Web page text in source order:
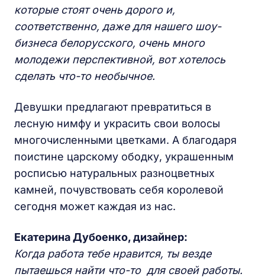
которые стоят очень дорого и,
соответственно, даже для нашего шоу-
бизнеса белорусского, очень много
молодежи перспективной, вот хотелось
сделать что-то необычное.
Девушки предлагают превратиться в
лесную нимфу и украсить свои волосы
многочисленными цветками. А благодаря
поистине царскому ободку, украшенным
росписью натуральных разноцветных
камней, почувствовать себя королевой
сегодня может каждая из нас.
Екатерина Дубоенко, дизайнер:
Когда работа тебе нравится, ты везде
пытаешься найти что-то для своей работы.